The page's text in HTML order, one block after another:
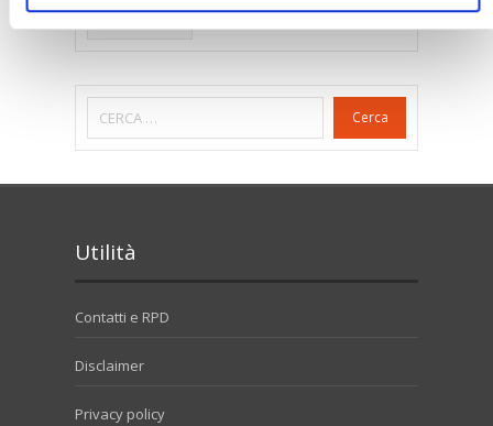
Cerca
Utilità
Contatti e RPD
Disclaimer
Privacy policy